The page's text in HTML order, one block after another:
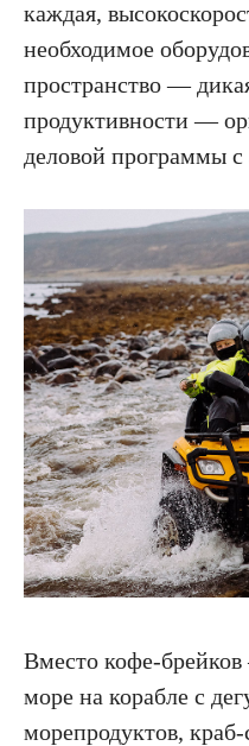
каждая,
необходимое
пространство —
продуктивности —
деловой программы с
Вместо кофе-
море на корабле с
морепродуктов,